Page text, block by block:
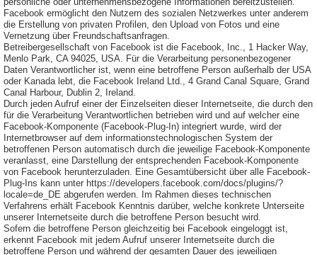
persönliche oder unternehmensbezogene Informationen bereitzustellen.
Facebook ermöglicht den Nutzern des sozialen Netzwerkes unter anderem
die Erstellung von privaten Profilen, den Upload von Fotos und eine
Vernetzung über Freundschaftsanfragen.
Betreibergesellschaft von Facebook ist die Facebook, Inc., 1 Hacker Way,
Menlo Park, CA 94025, USA. Für die Verarbeitung personenbezogener
Daten Verantwortlicher ist, wenn eine betroffene Person außerhalb der USA
oder Kanada lebt, die Facebook Ireland Ltd., 4 Grand Canal Square, Grand
Canal Harbour, Dublin 2, Ireland.
Durch jeden Aufruf einer der Einzelseiten dieser Internetseite, die durch den
für die Verarbeitung Verantwortlichen betrieben wird und auf welcher eine
Facebook-Komponente (Facebook-Plug-In) integriert wurde, wird der
Internetbrowser auf dem informationstechnologischen System der
betroffenen Person automatisch durch die jeweilige Facebook-Komponente
veranlasst, eine Darstellung der entsprechenden Facebook-Komponente
von Facebook herunterzuladen. Eine Gesamtübersicht über alle Facebook-
Plug-Ins kann unter https://developers.facebook.com/docs/plugins/?
locale=de_DE abgerufen werden. Im Rahmen dieses technischen
Verfahrens erhält Facebook Kenntnis darüber, welche konkrete Unterseite
unserer Internetseite durch die betroffene Person besucht wird.
Sofern die betroffene Person gleichzeitig bei Facebook eingeloggt ist,
erkennt Facebook mit jedem Aufruf unserer Internetseite durch die
betroffene Person und während der gesamten Dauer des jeweiligen